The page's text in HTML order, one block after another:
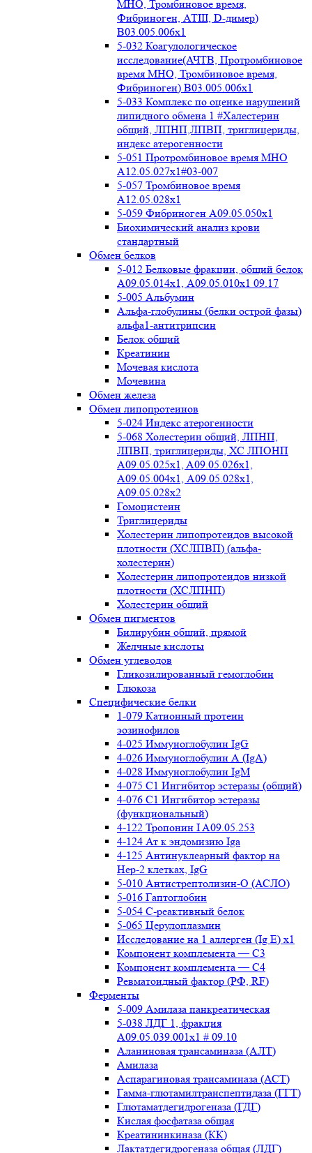
МНО, Тромбиновое время,
Фибриноген, АТIII, D-димер)
B03.005.006x1
5-032 Коагулологическое
исследование(АЧТВ, Протромбиновое
время МНО, Тромбиновое время,
Фибриноген) B03.005.006x1
5-033 Комплекс по оценке нарушений
липидного обмена 1 #Халестерин
общий, ЛПНП,ЛПВП, триглицериды,
индекс атерогенности
5-051 Протромбиновое время МНО
А12.05.027x1#03-007
5-057 Тромбиновое время
А12.05.028x1
5-059 Фибриноген А09.05.050x1
Биохимический анализ крови
стандартный
Обмен белков
5-012 Белковые фракции, общий белок
А09.05.014х1, А09.05.010х1 09.17
5-005 Альбумин
Альфа-глобулины (белки острой фазы)
альфа1-антитрипсин
Белок общий
Креатинин
Мочевая кислота
Мочевина
Обмен железа
Обмен липопротеинов
5-024 Индекс атерогенности
5-068 Холестерин общий, ЛПНП,
ЛПВП, триглицериды, ХС ЛПОНП
А09.05.025x1, A09.05.026х1,
А09.05.004х1, А09.05.028х1,
А09.05.028х2
Гомоцистеин
Триглицериды
Холестерин липопротеидов высокой
плотности (ХСЛПВП) (альфа-
холестерин)
Холестерин липопротеидов низкой
плотности (ХСЛПНП)
Холестерин общий
Обмен пигментов
Билирубин общий, прямой
Желчные кислоты
Обмен углеводов
Гликозилированный гемоглобин
Глюкоза
Специфические белки
1-079 Катионный протеин
эозинофилов
4-025 Иммуноглобулин IgG
4-026 Иммуноглобулин А (IgA)
4-028 Иммуноглобулин IgM
4-075 С1 Ингибитор эстеразы (общий)
4-076 С1 Ингибитор эстеразы
(функциональный)
4-122 Тропонин I A09.05.253
4-124 Ат к эндомизию Iga
4-125 Антинуклеарный фактор на
Нер-2 клетках, IgG
5-010 Антистрептолизин-О (АСЛО)
5-016 Гаптоглобин
5-054 С-реактивный белок
5-065 Церулоплазмин
Исследование на 1 аллерген (Ig E) x1
Компонент комплемента — С3
Компонент комплемента — С4
Ревматоидный фактор (РФ, RF)
Ферменты
5-009 Амилаза панкреатическая
5-038 ЛДГ 1, фракция
A09.05.039.001x1 # 09.10
Аланиновая трансаминаза (АЛТ)
Амилаза
Аспарагиновая трансаминаза (АСТ)
Гамма-глютамилтранспептидаза (ГГТ)
Глютаматдегидрогеназа (ГДГ)
Кислая фосфатаза общая
Креатининкиназа (КК)
Лактатдегидрогеназа общая (ЛДГ)